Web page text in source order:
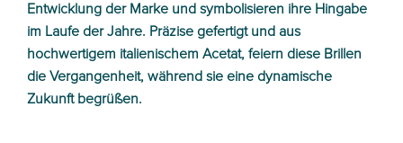
Entwicklung der Marke und symbolisieren ihre Hingabe
im Laufe der Jahre. Präzise gefertigt und aus
hochwertigem italienischem Acetat, feiern diese Brillen
die Vergangenheit, während sie eine dynamische
Zukunft begrüßen.